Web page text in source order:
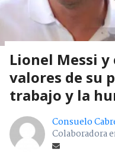
Lionel Messi
valores de su
trabajo y la
Consuelo
Colaboradora